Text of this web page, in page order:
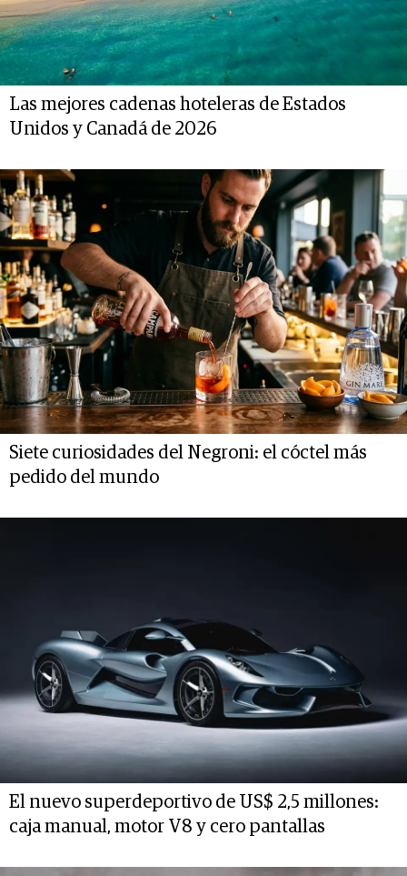
Las mejores cadenas hoteleras de Estados
Unidos y Canadá de 2026
Siete curiosidades del Negroni: el cóctel más
pedido del mundo
El nuevo superdeportivo de US$ 2,5 millones:
caja manual, motor V8 y cero pantallas